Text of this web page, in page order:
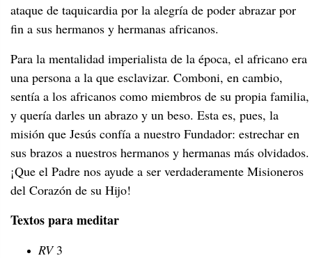
ataque de taquicardia por la alegría de poder abrazar por
fin a sus hermanos y hermanas africanos.
Para la mentalidad imperialista de la época, el africano era
una persona a la que esclavizar. Comboni, en cambio,
sentía a los africanos como miembros de su propia familia,
y quería darles un abrazo y un beso. Esta es, pues, la
misión que Jesús confía a nuestro Fundador: estrechar en
sus brazos a nuestros hermanos y hermanas más olvidados.
¡Que el Padre nos ayude a ser verdaderamente Misioneros
del Corazón de su Hijo!
Textos para meditar
RV3